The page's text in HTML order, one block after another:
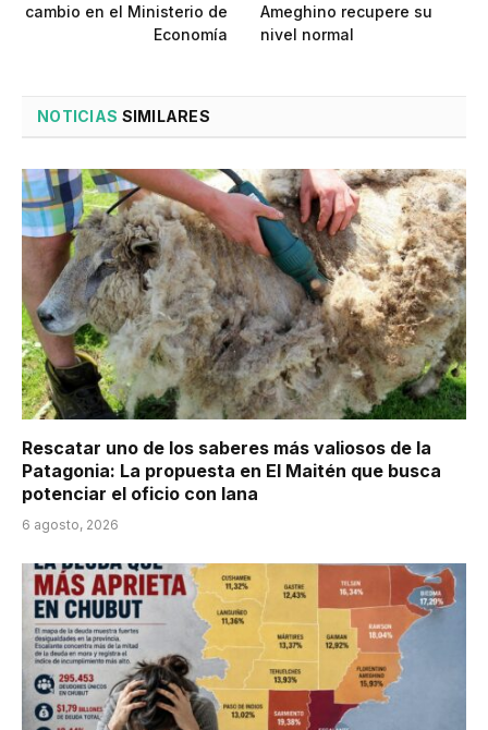
cambio en el Ministerio de
Economía
Ameghino recupere su
nivel normal
NOTICIAS SIMILARES
Rescatar uno de los saberes más valiosos de la
Patagonia: La propuesta en El Maitén que busca
potenciar el oficio con lana
6 agosto, 2026